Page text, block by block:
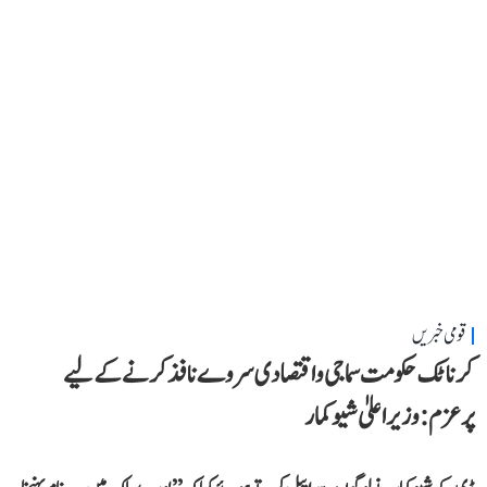
قومی خبریں
کرناٹک حکومت سماجی و اقتصادی سروے نافذ کرنے کے لیے
پرعزم: وزیر اعلیٰ شیوکمار